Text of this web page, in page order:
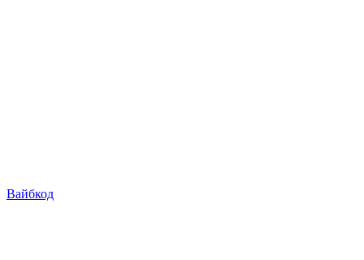
Вайбкод